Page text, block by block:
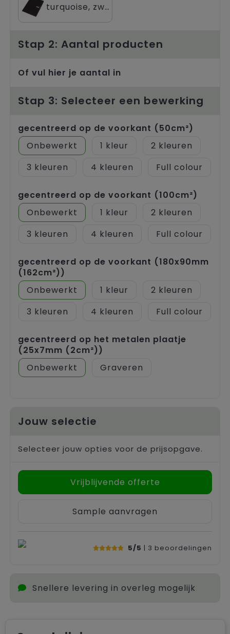
turquoise, zwart
Stap 2: Aantal producten
Of vul hier je aantal in
Stap 3: Selecteer een bewerking
gecentreerd op de voorkant (50cm²)
Onbewerkt
1
2
3
4 Full colour
gecentreerd op de voorkant (100cm²)
Onbewerkt
1
2
3
4 Full colour
gecentreerd op de voorkant (180x90mm
(162cm²))
Onbewerkt
1
2
3
4 Full colour
gecentreerd op het metalen plaatje
(25x7mm (2cm²))
Onbewerkt
Graveren
Jouw selectie
Selecteer jouw opties voor de prijsopgave.
Vrijblijvende offerte
Sample aanvragen
5/5 | 3 beoordelingen
Snellere levering in overleg mogelijk